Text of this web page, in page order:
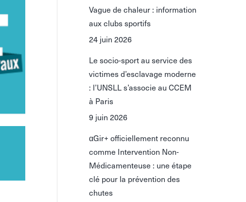
Vague de chaleur : information
aux clubs sportifs
24 juin 2026
Le socio-sport au service des
victimes d’esclavage moderne
: l’UNSLL s’associe au CCEM
à Paris
9 juin 2026
αGir+ officiellement reconnu
comme Intervention Non-
Médicamenteuse : une étape
clé pour la prévention des
chutes